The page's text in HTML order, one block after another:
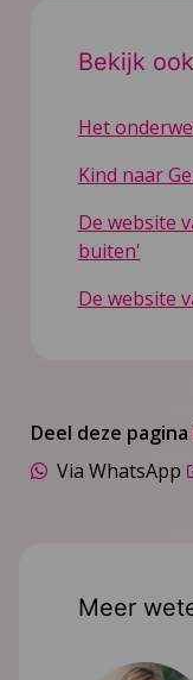
Bekijk
Het
Kind naar
De website
buiten'
De website
Deel deze pagina
Via WhatsApp
Meer